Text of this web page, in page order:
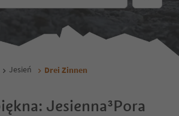
Jesień Drei Zinnen
Jesienna³Pora